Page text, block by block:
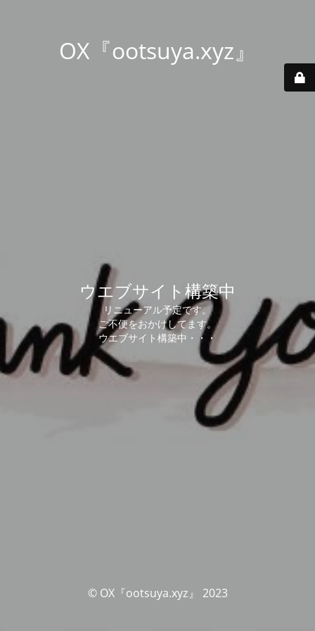
OX『ootsuya.xyz』
ウエブサイト構築中
リニューアル予定です。
ご不便をおかけしてます。
ウエブサイト構築中・・・
© OX『ootsuya.xyz』 2023